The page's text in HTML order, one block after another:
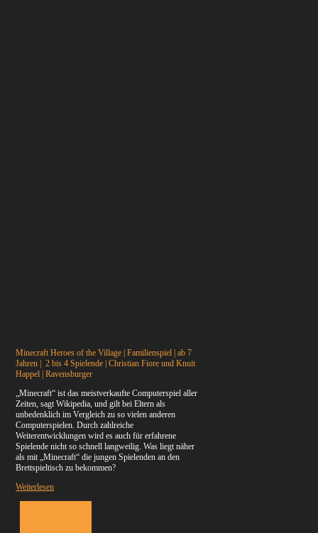
Minecraft Heroes of the Village | Familienspiel | ab 7
Jahren | 2 bis 4 Spielende | Christian Fiore und Knuit
Happel | Ravensburger
„Minecraft“ ist das meistverkaufte Computerspiel aller
Zeiten, sagt Wikipedia, und gilt bei Eltern als
unbedenklich im Vergleich zu so vielen anderen
Computerspielen. Durch zahlreiche
Weiterentwicklungen wird es auch für erfahrene
Spielende nicht so schnell langweilig. Was liegt näher
als mit „Minecraft“ die jungen Spielenden an den
Brettspieltisch zu bekommen?
Weiterlesen